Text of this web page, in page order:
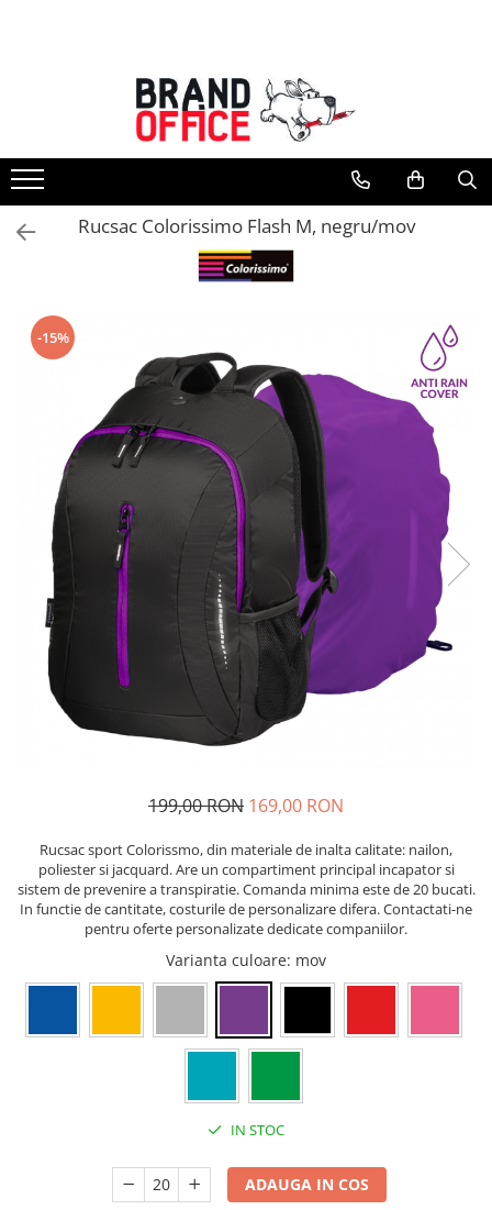
Unitate Protejata - PRODUCTIE
Hartie copiator si produse
tipografice
Produse consumabile din hartie
Detergenti si dezinfectanti
Agende, calendare si organizatoare
Agende personalizabile
Organizatoare business
Birotica si papetarie
Hartie si articole din hartie
Bibliorafturi, caiete mecanice,
separatoare
Capsatoare, capse si perforatoare
Caiete si blocnotesuri
Dosare, folii protectie si mape
Accesorii diverse pentru birou
Etichetare si ambalare
Arhivare si depozitare
Pixuri cu gel
Stilouri
Seturi de scris Premium
Instrumente de scris eco
Creioane mecanice si grafit
Rollere
Carioci si creioane colorate
Tavite documente si suporturi
Ascutitori, radiere, agrafe
Rucsac Colorissimo Flash M, negru/mov
-15%
199,00 RON 169,00 RON
Rucsac sport Colorissmo, din materiale de inalta calitate: nailon,
poliester si jacquard. Are un compartiment principal incapator si
sistem de prevenire a transpiratie. Comanda minima este de 20 bucati.
In functie de cantitate, costurile de personalizare difera. Contactati-ne
pentru oferte personalizate dedicate companiilor.
Varianta culoare: mov
IN STOC
ADAUGA IN COS